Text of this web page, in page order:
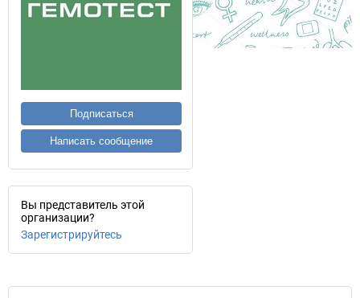
Подписаться
Написать сообщение
Вы представитель этой
организации?
Зарегистрируйтесь